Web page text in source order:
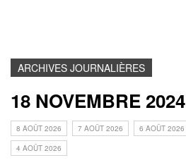
ARCHIVES JOURNALIÈRES
18 NOVEMBRE 2024
8 AOÛT 2026 7 AOÛT 2026 6 AOÛT 2026
4 AOÛT 2026